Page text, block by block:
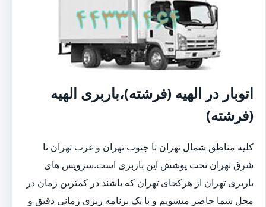
اتوبار در الهیه (فرشته)،باربری الهیه
(فرشته)
کلیه مناطق شمال تهران تا جنوب تهران و غرب تهران تا
شرق تهران تحت پوشش این باربری است.سرویس های
باربری تهران از هرکجای تهران که باشند در کمترین زمان در
محل شما حاضر میشویم و با یک برنامه ریزی زمانی دقیق و